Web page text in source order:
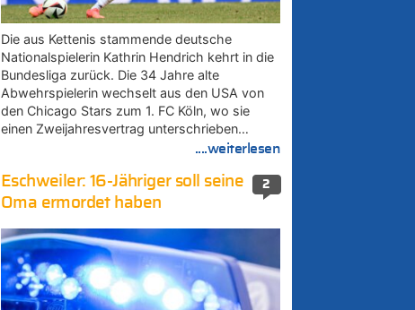
Die aus Kettenis stammende deutsche
Nationalspielerin Kathrin Hendrich kehrt in die
Bundesliga zurück. Die 34 Jahre alte
Abwehrspielerin wechselt aus den USA von
den Chicago Stars zum 1. FC Köln, wo sie
einen Zweijahresvertrag unterschrieben…
....weiterlesen
2
Eschweiler: 16-Jähriger soll seine
Oma ermordet haben